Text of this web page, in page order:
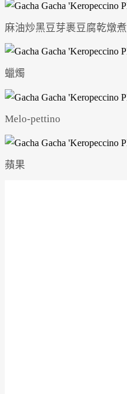
麻油炒黑豆芽裹豆腐乾燉煮
蠟燭
Melo-pettino
蘋果